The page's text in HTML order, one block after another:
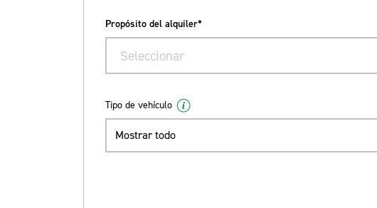
Propósito del alquiler*
Seleccionar
Tipo de vehículo
Mostrar todo